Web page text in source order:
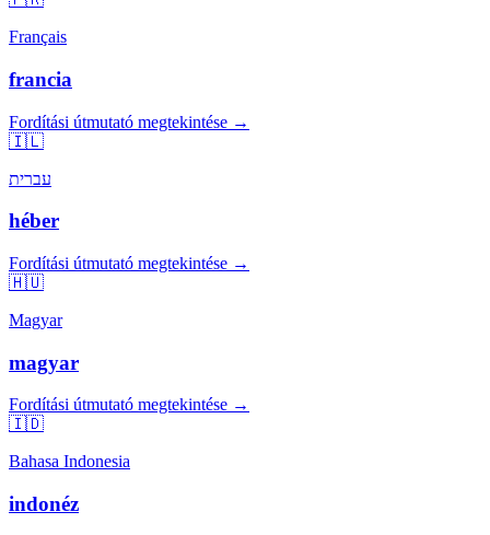
Français
francia
Fordítási útmutató megtekintése →
🇮🇱
עברית
héber
Fordítási útmutató megtekintése →
🇭🇺
Magyar
magyar
Fordítási útmutató megtekintése →
🇮🇩
Bahasa Indonesia
indonéz